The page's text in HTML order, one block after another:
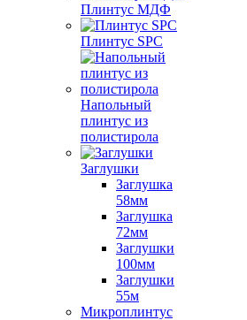
Плинтус МДФ
Плинтус SPC
Напольный
плинтус из
полистирола
Заглушки
Заглушка
58мм
Заглушка
72мм
Заглушки
100мм
Заглушки
55м
Микроплинтус